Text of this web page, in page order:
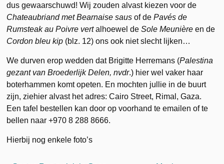
dus gewaarschuwd! Wij zouden alvast kiezen voor de
Chateaubriand met Bearnaise saus of dePavés de
Rumsteak au Poivre vertalhoewel deSole Meunièreen de
Cordon bleu kip (blz. 12) ons ook niet slecht lijken…
We durven erop wedden dat Brigitte Herremans (Palestina
gezant van Broederlijk Delen, nvdr.) hier wel vaker haar
boterhammen komt opeten. En mochten jullie in de buurt
zijn, ziehier alvast het adres: Cairo Street, Rimal, Gaza.
Een tafel bestellen kan door op voorhand te emailen of te
bellen naar +970 8 288 8666.
Hierbij nog enkele foto’s